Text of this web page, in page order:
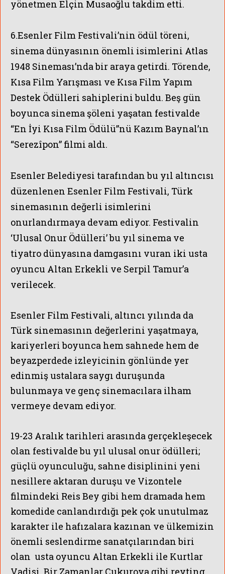
SATILIK
yönetmen Elçin Musaoğlu takdim etti.
6.Esenler Film Festivali’nin ödül töreni,
sinema dünyasının önemli isimlerini Atlas
1948 Sineması’nda bir araya getirdi. Törende,
Kısa Film Yarışması ve Kısa Film Yapım
Destek Ödülleri sahiplerini buldu. Beş gün
boyunca sinema şöleni yaşatan festivalde
“En İyi Kısa Film Ödülü”nü Kazım Baynal’ın
“Serezîpon” filmi aldı.
Esenler Belediyesi tarafından bu yıl altıncısı
düzenlenen Esenler Film Festivali, Türk
sinemasının değerli isimlerini
onurlandırmaya devam ediyor. Festivalin
‘Ulusal Onur Ödülleri’ bu yıl sinema ve
tiyatro dünyasına damgasını vuran iki usta
oyuncu Altan Erkekli ve Serpil Tamur’a
verilecek.
Esenler Film Festivali, altıncı yılında da
Türk sinemasının değerlerini yaşatmaya,
kariyerleri boyunca hem sahnede hem de
beyazperdede izleyicinin gönlünde yer
edinmiş ustalara saygı duruşunda
bulunmaya ve genç sinemacılara ilham
vermeye devam ediyor.
19-23 Aralık tarihleri arasında gerçekleşecek
olan festivalde bu yıl ulusal onur ödülleri;
güçlü oyunculuğu, sahne disiplinini yeni
nesillere aktaran duruşu ve Vizontele
filmindeki Reis Bey gibi hem dramada hem
komedide canlandırdığı pek çok unutulmaz
karakter ile hafızalara kazınan ve ülkemizin
önemli seslendirme sanatçılarından biri
olan usta oyuncu Altan Erkekli ile Kurtlar
Vadisi, Bir Zamanlar Çukurova gibi reyting